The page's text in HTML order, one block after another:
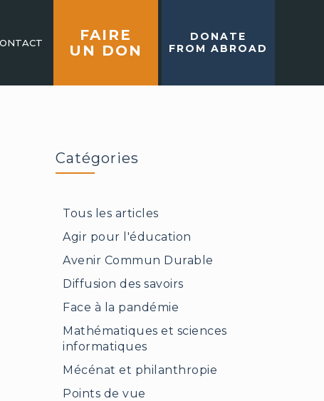
FAIRE
UN DON
DONATE
FROM ABROAD
Catégories
Tous les articles
Agir pour l'éducation
Avenir Commun Durable
Diffusion des savoirs
Face à la pandémie
Mathématiques et sciences
informatiques
Mécénat et philanthropie
Points de vue